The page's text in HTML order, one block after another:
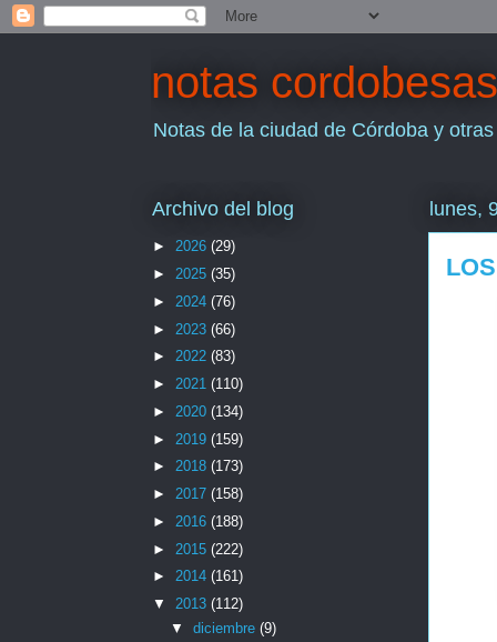
notas cordobesas
Notas de la ciudad de Córdoba y
lunes,
Archivo del blog
► 2026 (29)
► 2025 (35)
► 2024 (76)
► 2023 (66)
► 2022 (83)
► 2021 (110)
► 2020 (134)
► 2019 (159)
► 2018 (173)
► 2017 (158)
► 2016 (188)
► 2015 (222)
► 2014 (161)
▼ 2013 (112)
▼ diciembre (9)